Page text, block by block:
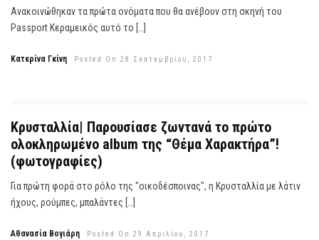
Ανακοινώθηκαν τα πρώτα ονόματα που θα ανέβουν στη σκηνή του
Passport Κεραμεικός αυτό το […]
Κατερίνα Γκίνη Posted On 28 Σεπτεμβρίου, 2017
Κρυσταλλία| Παρουσίασε ζωντανά το πρώτο
ολοκληρωμένο album της “Θέμα Χαρακτήρα”!
(φωτογραφίες)
Για πρώτη φορά στο ρόλο της "οικοδέσποινας", η Κρυσταλλία με λάτιν
ήχους, ρούμπες, μπαλάντες […]
Αθανασία Βογιάρη Posted On 29 Απριλίου, 2017